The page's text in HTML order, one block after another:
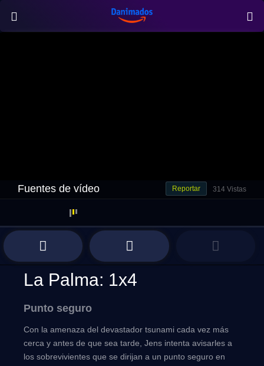
Fuentes de vídeo 314 Vistas
Reportar
Premium
La Palma: 1x4
Punto seguro
Con la amenaza del devastador tsunami cada vez más
cerca y antes de que sea tarde, Jens intenta avisarles a
los sobrevivientes que se dirijan a un punto seguro en